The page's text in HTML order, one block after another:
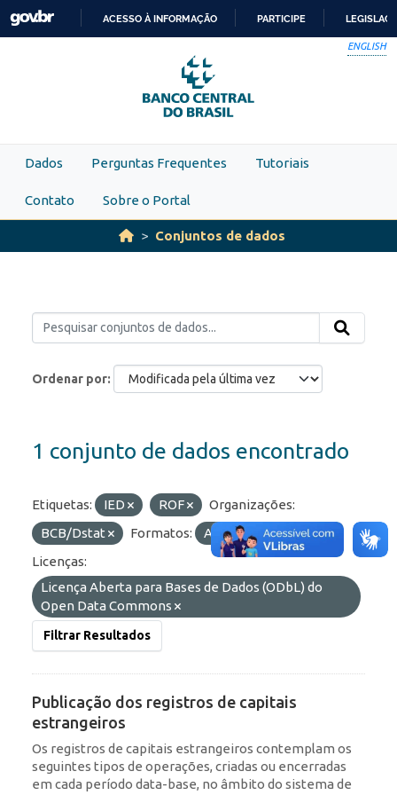
Skip to main content
PARA
O
CONTEÚDO
ACESSO À INFORMAÇÃO PARTICIPE
ENGLISH
Dados Perguntas Frequentes Tutoriais
Contato Sobre o Portal
Conjuntos de dados
Ordenar por
1 conjunto de dados encontrado
Etiquetas: IED ROF
Organizações:
BCB/Dstat
Formatos: API
JSON
Licenças:
Licença Aberta para Bases de Dados (ODbL) do
Open Data Commons
Filtrar Resultados
Publicação dos registros de capitais
estrangeiros
Os registros de capitais estrangeiros contemplam os
seguintes tipos de operações, criadas ou encerradas
em cada período data-base, no âmbito do sistema de